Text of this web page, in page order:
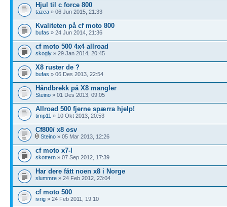
Hjul til c force 800
tazea » 06 Jun 2015, 21:33
Kvaliteten på cf moto 800
bufas » 24 Jun 2014, 21:36
cf moto 500 4x4 allroad
skogly » 29 Jan 2014, 20:45
X8 ruster de ?
bufas » 06 Des 2013, 22:54
Håndbrekk på X8 mangler
Steino » 01 Des 2013, 09:05
Allroad 500 fjerne spærra hjelp!
timp11 » 10 Okt 2013, 20:53
Cf800/ x8 osv
Steino » 05 Mar 2013, 12:26
cf moto x7-l
skottern » 07 Sep 2012, 17:39
Har dere fått noen x8 i Norge
slummre » 24 Feb 2012, 23:04
cf moto 500
ivrig » 24 Feb 2011, 19:10